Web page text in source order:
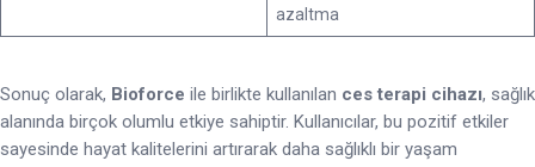
azaltma
Sonuç olarak, Bioforce ile birlikte kullanılan ces terapi cihazı, sağlık
alanında birçok olumlu etkiye sahiptir. Kullanıcılar, bu pozitif etkiler
sayesinde hayat kalitelerini artırarak daha sağlıklı bir yaşam